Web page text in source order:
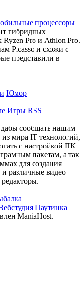
процессоры
гибридных
Ryzen Pro и Athlon Pro.
Picasso и схожи с
представили в
Юмор
Игры RSS
дабы сообщать нашим
из мира IT технологий,
с настройкой ПК.
пакетам, а так
для создания
различные видео
ManiaHost.